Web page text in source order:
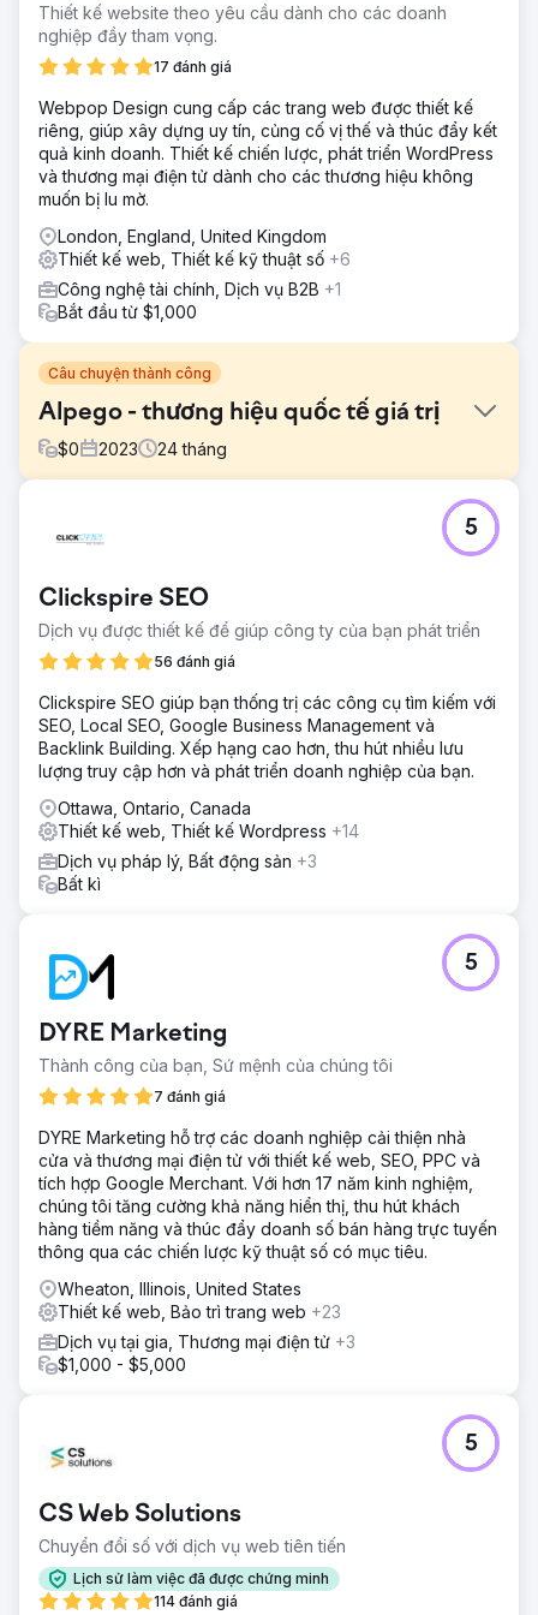
Thiết kế website theo yêu cầu dành cho các doanh
nghiệp đầy tham vọng.
17 đánh giá
Webpop Design cung cấp các trang web được thiết kế
riêng, giúp xây dựng uy tín, củng cố vị thế và thúc đẩy kết
quả kinh doanh. Thiết kế chiến lược, phát triển WordPress
và thương mại điện tử dành cho các thương hiệu không
muốn bị lu mờ.
London, England, United Kingdom
Thiết kế web, Thiết kế kỹ thuật số +6
Công nghệ tài chính, Dịch vụ B2B +1
Bắt đầu từ $1,000
Câu chuyện thành công
Alpego - thương hiệu quốc tế giá trị
$0 2023 24 tháng
Alpego SPA là một công ty có trụ sở tại tỉnh Vicenza
chuyên thiết kế và sản xuất máy móc phục vụ sản xuất
thức mới về thương hiệu và tăng cường sự hiện diện trực
tuyến". Thách thức của dự án là tăng giá trị nhận thức của
thương hiệu trong môi trường kỹ thuật số bằng cách tăng
cường sự hiện diện trực tuyến, thông qua chiến lược tiếp
thị kỹ thuật số tích hợp.
Giải pháp
Giải pháp được triển khai bao gồm chiến lược inbound
marketing cho phép bạn thu hút những người lạ, đồng
hành cùng họ trên hành trình khám phá thương hiệu, đến
mức biến họ thành đại sứ. Đây là một dự án có phạm vi
rộng, bao gồm hoạt động phân tích sâu rộng, với sự tham
gia của các lĩnh vực khác nhau của công ty, từ tiếp thị,
bán hàng, đến lĩnh vực đào tạo và được thiết kế để phát
Kết quả
+103% lưu lượng truy cập không phải trả tiền trên trang
web trong sáu tháng đầu tiên kể từ khi đi vào hoạt động.
Chuyển đến trang agency
Clickspire SEO
Dịch vụ được thiết kế để giúp công ty của bạn phát triển
56 đánh giá
5
Clickspire SEO giúp bạn thống trị các công cụ tìm kiếm với
SEO, Local SEO, Google Business Management và
Backlink Building. Xếp hạng cao hơn, thu hút nhiều lưu
lượng truy cập hơn và phát triển doanh nghiệp của bạn.
Ottawa, Ontario, Canada
Thiết kế web, Thiết kế Wordpress +14
Dịch vụ pháp lý, Bất động sản +3
Bất kì
DYRE Marketing
Thành công của bạn, Sứ mệnh của chúng tôi
7 đánh giá
5
DYRE Marketing hỗ trợ các doanh nghiệp cải thiện nhà
cửa và thương mại điện tử với thiết kế web, SEO, PPC và
tích hợp Google Merchant. Với hơn 17 năm kinh nghiệm,
chúng tôi tăng cường khả năng hiển thị, thu hút khách
hàng tiềm năng và thúc đẩy doanh số bán hàng trực tuyến
thông qua các chiến lược kỹ thuật số có mục tiêu.
Wheaton, Illinois, United States
Thiết kế web, Bảo trì trang web +23
Dịch vụ tại gia, Thương mại điện tử +3
$1,000 - $5,000
CS Web Solutions
Chuyển đổi số với dịch vụ web tiên tiến
Lịch sử làm việc đã được chứng minh
114 đánh giá
5